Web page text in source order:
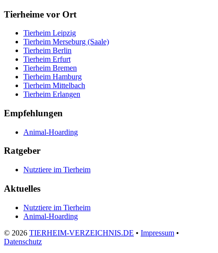
Tierheime vor Ort
Tierheim Leipzig
Tierheim Merseburg (Saale)
Tierheim Berlin
Tierheim Erfurt
Tierheim Bremen
Tierheim Hamburg
Tierheim Mittelbach
Tierheim Erlangen
Empfehlungen
Animal-Hoarding
Ratgeber
Nutztiere im Tierheim
Aktuelles
Nutztiere im Tierheim
Animal-Hoarding
© 2026 TIERHEIM-VERZEICHNIS.DE • Impressum •
Datenschutz